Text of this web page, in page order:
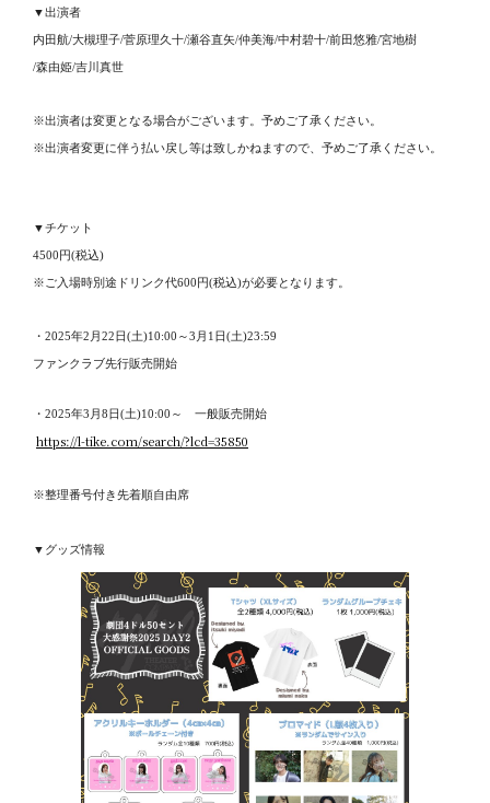
▼出演者
内田航/大槻理子/菅原理久十/瀬谷直矢/仲美海/中村碧十/前田悠雅/宮地樹
/森由姫/吉川真世
※出演者は変更となる場合がございます。予めご了承ください。
※出演者変更に伴う払い戻し等は致しかねますので、予めご了承ください。
▼チケット
4500円(税込)
※ご入場時別途ドリンク代600円(税込)が必要となります。
・2025年2月22日(土)10:00～3月1日(土)23:59
ファンクラブ先行販売開始
・2025年3月8日(土)10:00～ 一般販売開始
https://l-tike.com/search/?lcd=35850
※整理番号付き先着順自由席
▼グッズ情報